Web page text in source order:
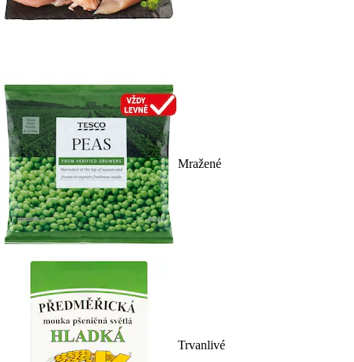
Mražené
Trvanlivé